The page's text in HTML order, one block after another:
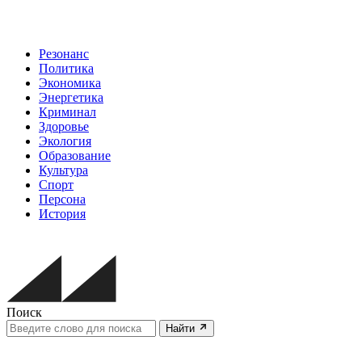
Резонанс
Политика
Экономика
Энергетика
Криминал
Здоровье
Экология
Образование
Культура
Спорт
Персона
История
Поиск
Найти